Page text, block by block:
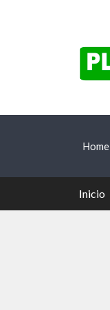
Home
Inicio